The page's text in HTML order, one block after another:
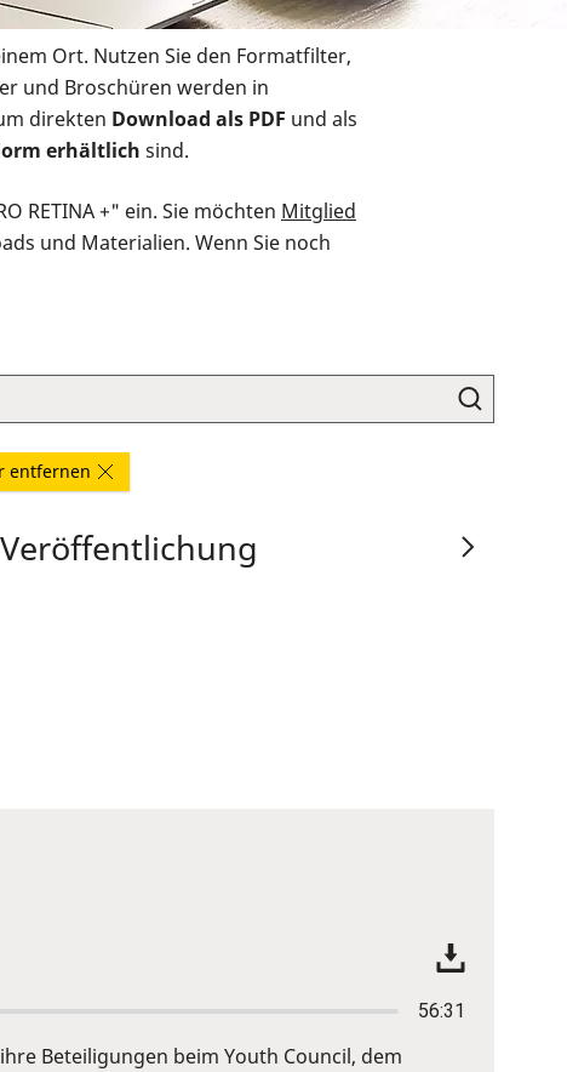
Ort. Nutzen Sie den Formatfilter,
und Broschüren werden in
direkten Download als PDF und als
erhältlich sind.
RETINA +" ein. Sie möchten Mitglied
und Materialien. Wenn Sie noch
entfernen
Veröffentlichung
56:31
Beteiligungen beim Youth Council, dem